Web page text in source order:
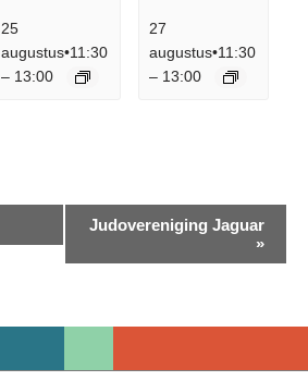
25
augustus•11:30
– 13:00
27
augustus•11:30
– 13:00
Judovereniging Jaguar
»